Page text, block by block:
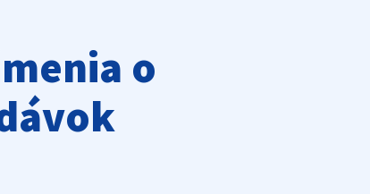
o